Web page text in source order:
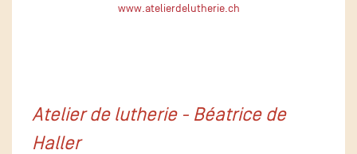
www.atelierdelutherie.ch
Atelier de lutherie - Béatrice de
Haller